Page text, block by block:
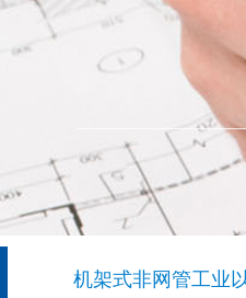
机架式非网管工业